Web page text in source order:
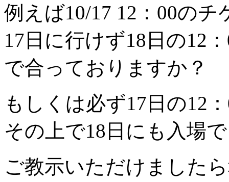
例えば10/17 12：00の
17日に行けず18日の12
で合っておりますか？
もしくは必ず17日の12
その上で18日にも入場
ご教示いただけました